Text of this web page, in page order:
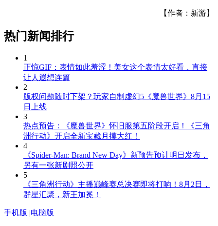
【作者：新游】
热门新闻排行
1
正惊GIF：表情如此羞涩！美女这个表情太好看，直接
让人遐想连篇
2
版权问题随时下架？玩家自制虚幻5《魔兽世界》8月15
日上线
3
热点预告：《魔兽世界》怀旧服第五阶段开启！《三角
洲行动》开启全新宝藏月摸大红！
4
《Spider-Man: Brand New Day》新预告预计明日发布，
另有一张新剧照公开
5
《三角洲行动》主播巅峰赛总决赛即将打响！8月2日，
群星汇聚，新王加冕！
手机版 |电脑版